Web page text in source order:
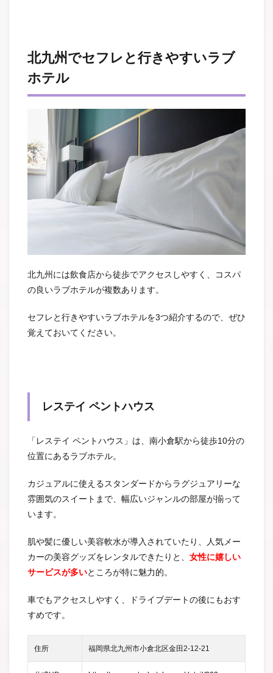
北九州でセフレと行きやすいラブ
ホテル
北九州には飲食店から徒歩でアクセスしやすく、コスパ
の良いラブホテルが複数あります。
セフレと行きやすいラブホテルを3つ紹介するので、ぜひ
覚えておいてください。
レステイ ペントハウス
「レステイ ペントハウス」は、南小倉駅から徒歩10分の
位置にあるラブホテル。
カジュアルに使えるスタンダードからラグジュアリーな
雰囲気のスイートまで、幅広いジャンルの部屋が揃って
います。
肌や髪に優しい美容軟水が導入されていたり、人気メー
カーの美容グッズをレンタルできたりと、 女性に嬉しい
サービスが多いところが特に魅力的。
車でもアクセスしやすく、ドライブデートの後にもおす
すめです。
住所 福岡県北九州市小倉北区金田2-12-21